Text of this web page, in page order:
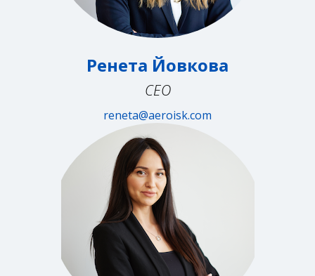
Ренета Йовкова
CEO
reneta@aeroisk.com